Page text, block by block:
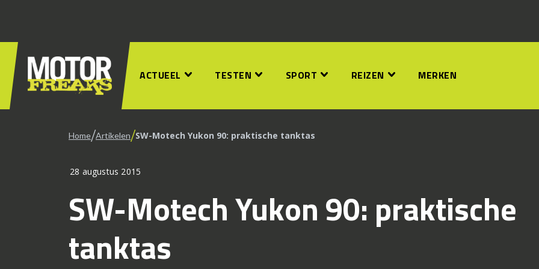
ACTUEEL TESTEN SPORT REIZEN MERKEN
Home/Artikelen/SW-Motech Yukon 90: praktische tanktas
28 augustus 2015
SW-Motech Yukon 90: praktische
tanktas